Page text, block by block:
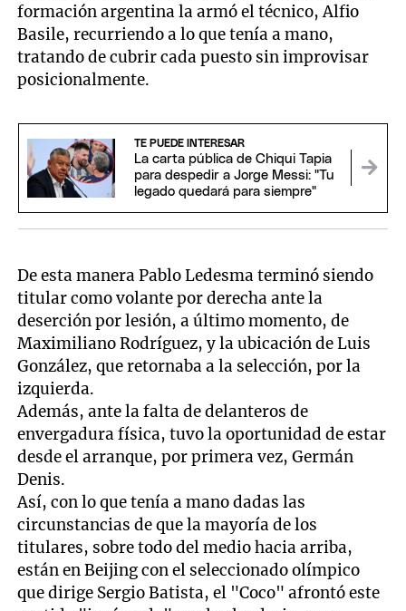
formación argentina la armó el técnico, Alfio
Basile, recurriendo a lo que tenía a mano,
tratando de cubrir cada puesto sin improvisar
posicionalmente.
TE PUEDE INTERESAR
La carta pública de Chiqui Tapia
para despedir a Jorge Messi: "Tu
legado quedará para siempre"
De esta manera Pablo Ledesma terminó siendo
titular como volante por derecha ante la
deserción por lesión, a último momento, de
Maximiliano Rodríguez, y la ubicación de Luis
González, que retornaba a la selección, por la
izquierda.
Además, ante la falta de delanteros de
envergadura física, tuvo la oportunidad de estar
desde el arranque, por primera vez, Germán
Denis.
Así, con lo que tenía a mano dadas las
circunstancias de que la mayoría de los
titulares, sobre todo del medio hacia arriba,
están en Beijing con el seleccionado olímpico
que dirige Sergio Batista, el "Coco" afrontó este